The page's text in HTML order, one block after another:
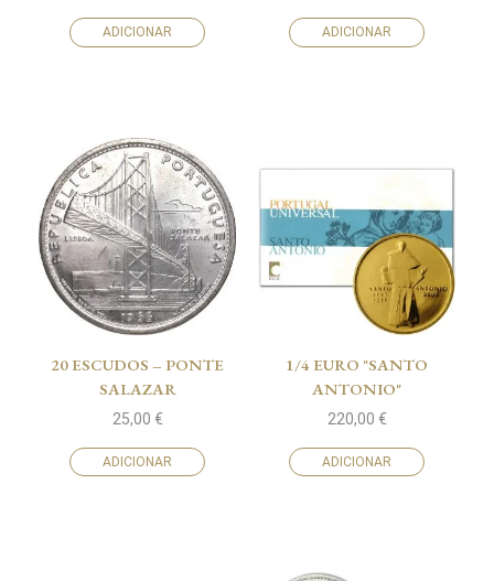
ADICIONAR ADICIONAR
20 ESCUDOS – PONTE
SALAZAR
25,00 €
ADICIONAR
1/4 EURO "SANTO
ANTONIO"
220,00 €
ADICIONAR